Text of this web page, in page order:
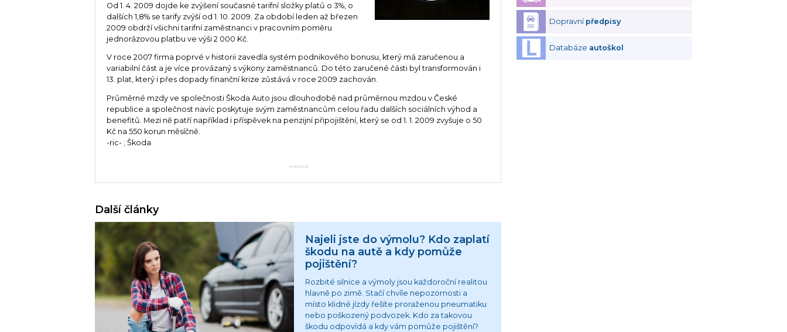
Od 1. 4. 2009 dojde ke zvýšení současné tarifní složky platů o 3%, o
dalších 1,8% se tarify zvýší od 1. 10. 2009. Za období leden až březen
2009 obdrží všichni tarifní zaměstnanci v pracovním poměru
jednorázovou platbu ve výši 2 000 Kč.
V roce 2007 firma poprvé v historii zavedla systém podnikového bonusu, který má zaručenou a
variabilní část a je více provázaný s výkony zaměstnanců. Do této zaručené části byl transformován i
13. plat, který i přes dopady finanční krize zůstává v roce 2009 zachován.
Průměrné mzdy ve společnosti Škoda Auto jsou dlouhodobě nad průměrnou mzdou v České
republice a společnost navíc poskytuje svým zaměstnancům celou řadu dalších sociálních výhod a
benefitů. Mezi ně patří například i příspěvek na penzijní připojištění, který se od 1. 1. 2009 zvyšuje o 50
Kč na 550 korun měsíčně.
-ric- ; Škoda
reklama
Další články
Najeli jste do výmolu? Kdo zaplatí
škodu na autě a kdy pomůže
pojištění?
Rozbité silnice a výmoly jsou každoroční realitou
hlavně po zimě. Stačí chvíle nepozornosti a
místo klidné jízdy řešíte proraženou pneumatiku
nebo poškozený podvozek. Kdo za takovou
škodu odpovídá a kdy vám pomůže pojištění?
Dopravní předpisy
Databáze autoškol